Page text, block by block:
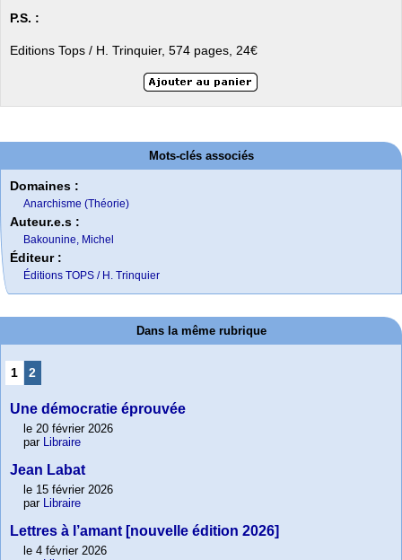
P.S. :
Editions Tops / H. Trinquier, 574 pages, 24€
Mots-clés associés
Domaines :
Anarchisme (Théorie)
Auteur.e.s :
Bakounine, Michel
Éditeur :
Éditions TOPS / H. Trinquier
Dans la même rubrique
1 2
Une démocratie éprouvée
le 20 février 2026
par Libraire
Jean Labat
le 15 février 2026
par Libraire
Lettres à l’amant [nouvelle édition 2026]
le 4 février 2026